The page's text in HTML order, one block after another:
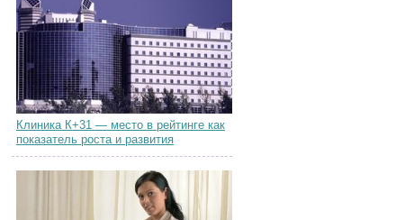
Клиника К+31 — место в рейтинге как
показатель роста и развития